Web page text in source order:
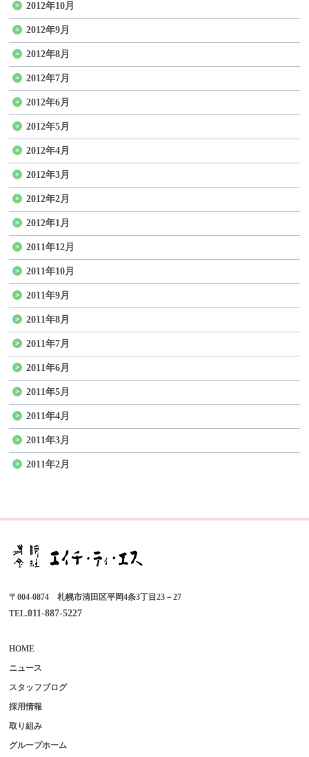
2012年10月
2012年9月
2012年8月
2012年7月
2012年6月
2012年5月
2012年4月
2012年3月
2012年2月
2012年1月
2011年12月
2011年10月
2011年9月
2011年8月
2011年7月
2011年6月
2011年5月
2011年4月
2011年3月
2011年2月
〒004-0874 札幌市清田区平岡4条3丁目23－27
TEL.011-887-5227
HOME
ニュース
スタッフブログ
採用情報
取り組み
グループホーム